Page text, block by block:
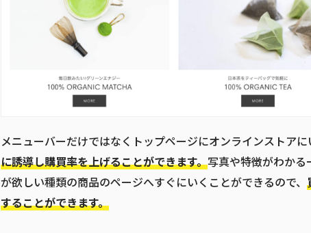
メニューバーだけではなくトップページにオンラインストアに
に誘導し購買率を上げることができます。写真や特徴がわか
が欲しい種類の商品のページへすぐにいくことができるので、
することができます。